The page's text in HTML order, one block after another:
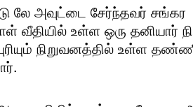
லே அவுட்டை சேர்ந்தவர் சங்கர
வீதியில் உள்ள ஒரு தனியார்
நிறுவனத்தில் உள்ள